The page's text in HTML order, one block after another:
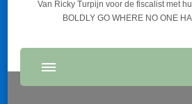
Van Ricky Turpijn voor de fiscalist met
BOLDLY GO WHERE NO ONE